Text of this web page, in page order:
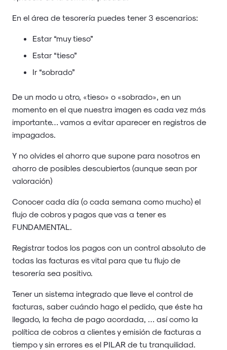
En el área de tesorería puedes tener 3 escenarios:
Estar “muy tieso”
Estar “tieso”
Ir “sobrado”
De un modo u otro, «tieso» o «sobrado», en un
momento en el que nuestra imagen es cada vez más
importante… vamos a evitar aparecer en registros de
impagados.
Y no olvides el ahorro que supone para nosotros en
ahorro de posibles descubiertos (aunque sean por
valoración)
Conocer cada día (o cada semana como mucho) el
flujo de cobros y pagos que vas a tener es
FUNDAMENTAL.
Registrar todos los pagos con un control absoluto de
todas las facturas es vital para que tu flujo de
tesorería sea positivo.
Tener un sistema integrado que lleve el control de
facturas, saber cuándo hago el pedido, que éste ha
llegado, la fecha de pago acordada, … así como la
política de cobros a clientes y emisión de facturas a
tiempo y sin errores es el PILAR de tu tranquilidad.